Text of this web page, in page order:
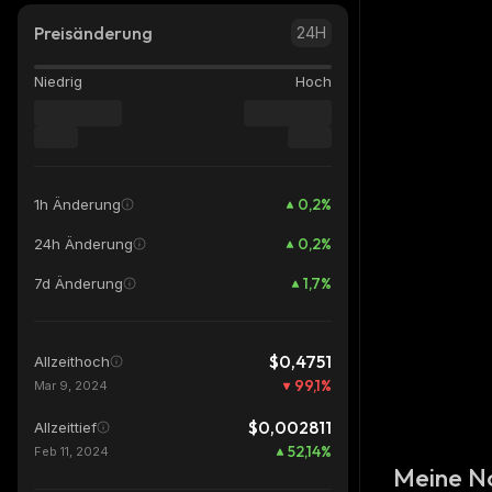
Preisänderung 24H
Niedrig Hoch
1h Änderung 0,2%
24h Änderung 0,2%
7d Änderung 1,7%
Allzeithoch $0,4751
Mar 9, 2024 99,1%
Allzeittief $0,002811
Feb 11, 2024 52,14%
Meine